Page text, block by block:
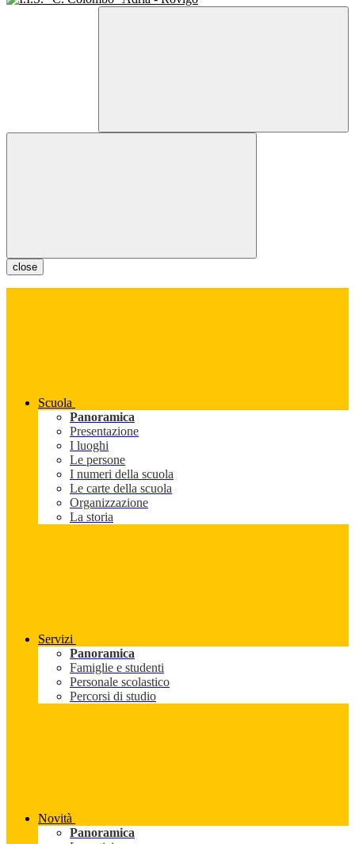
close
Scuola
Panoramica
Presentazione
I luoghi
Le persone
I numeri della scuola
Le carte della scuola
Organizzazione
La storia
Servizi
Panoramica
Famiglie e studenti
Personale scolastico
Percorsi di studio
Novità
Panoramica